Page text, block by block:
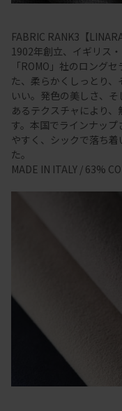
FABRIC RANK3【LINARA
1902年創立、イギリス
「ROMO」社のロング
た、柔らかくしっとり
いい。発色の美しさ、
あるテクスチャにより
す。本国でラインナッ
やすく、シックで落ち
た。
MADE IN ITALY / 63%